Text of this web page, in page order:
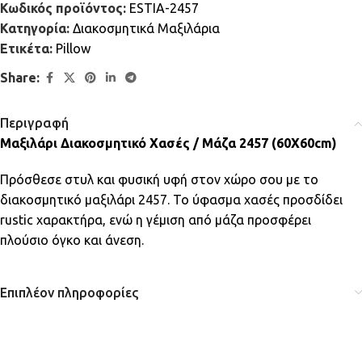
Κωδικός προϊόντος: ESTIA-2457
Κατηγορία: Διακοσμητικά Μαξιλάρια
Ετικέτα: Pillow
Share:
Περιγραφή
Μαξιλάρι Διακοσμητικό Χασές / Μάζα 2457 (60Χ60cm)
Πρόσθεσε στυλ και φυσική υφή στον χώρο σου με το
διακοσμητικό μαξιλάρι 2457. Το ύφασμα χασές προσδίδει
rustic χαρακτήρα, ενώ η γέμιση από μάζα προσφέρει
πλούσιο όγκο και άνεση.
Επιπλέον πληροφορίες